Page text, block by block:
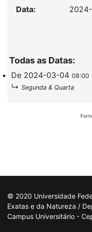
Data:
Todas as Datas:
De 2024-03-04 08:00
↳Segunda & Quarta
© 2020 Universidade
Exatas e da Natureza /
Campus Universitário -